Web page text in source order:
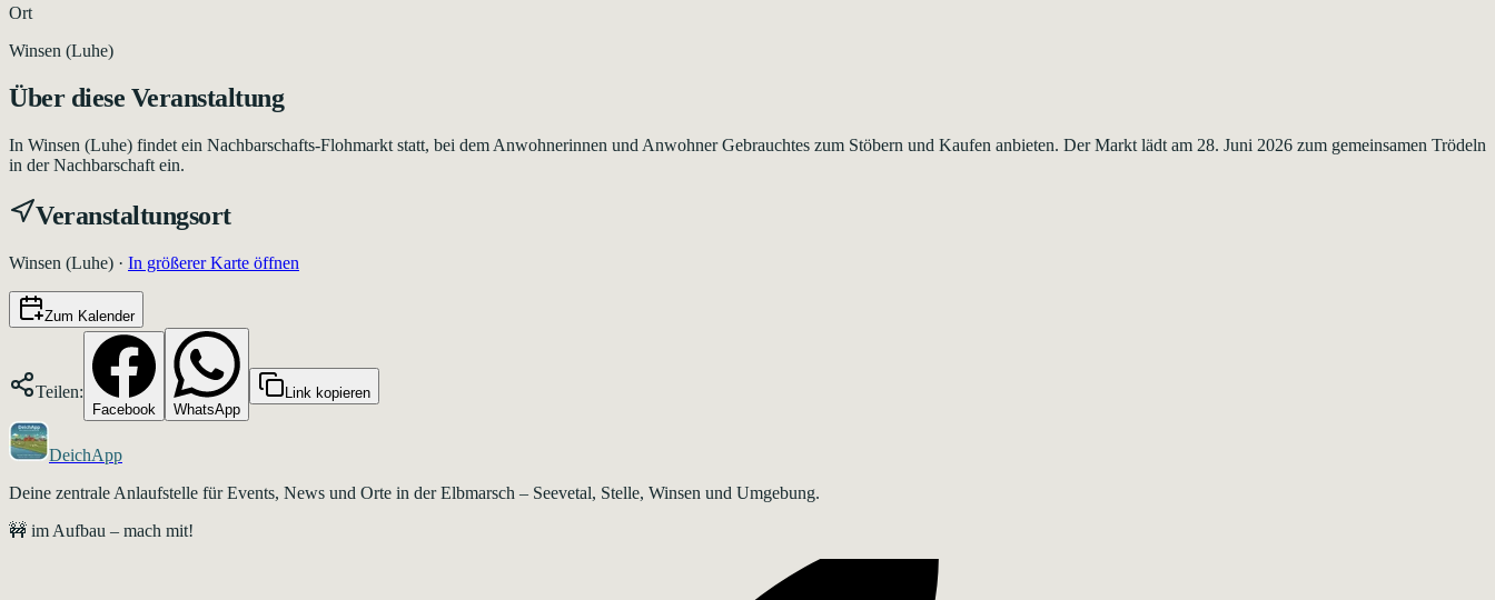
Ort
Winsen (Luhe)
Über diese Veranstaltung
In Winsen (Luhe) findet ein Nachbarschafts-Flohmarkt statt, bei dem Anwohnerinnen und Anwohner Gebrauchtes zum Stöbern und Kaufen anbieten. Der Markt lädt am 28. Juni 2026 zum gemeinsamen Trödeln
in der Nachbarschaft ein.
Veranstaltungsort
Winsen (Luhe) · In größerer Karte öffnen
Zum Kalender
Teilen:
Facebook WhatsApp
Link kopieren
DeichApp
Deine zentrale Anlaufstelle für Events, News und Orte in der Elbmarsch – Seevetal, Stelle, Winsen und Umgebung.
🚧 im Aufbau – mach mit!